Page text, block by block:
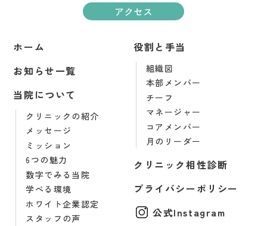
アクセス
ホーム
お知らせ一覧
当院について
クリニックの紹介
メッセージ
ミッション
6つの魅力
数字でみる当院
学べる環境
ホワイト企業認定
スタッフの声
役割と手当
組織図
本部メンバー
チーフ
マネージャー
コアメンバー
月のリーダー
クリニック相性診断
プライバシーポリシー
公式Instagram